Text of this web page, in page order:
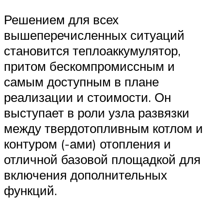
Решением для всех
вышеперечисленных ситуаций
становится теплоаккумулятор,
притом бескомпромиссным и
самым доступным в плане
реализации и стоимости. Он
выступает в роли узла развязки
между твердотопливным котлом и
контуром (-ами) отопления и
отличной базовой площадкой для
включения дополнительных
функций.